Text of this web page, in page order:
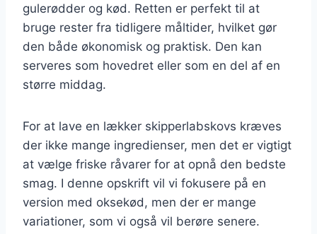
gulerødder og kød. Retten er perfekt til at
bruge rester fra tidligere måltider, hvilket gør
den både økonomisk og praktisk. Den kan
serveres som hovedret eller som en del af en
større middag.
For at lave en lækker skipperlabskovs kræves
der ikke mange ingredienser, men det er vigtigt
at vælge friske råvarer for at opnå den bedste
smag. I denne opskrift vil vi fokusere på en
version med oksekød, men der er mange
variationer, som vi også vil berøre senere.